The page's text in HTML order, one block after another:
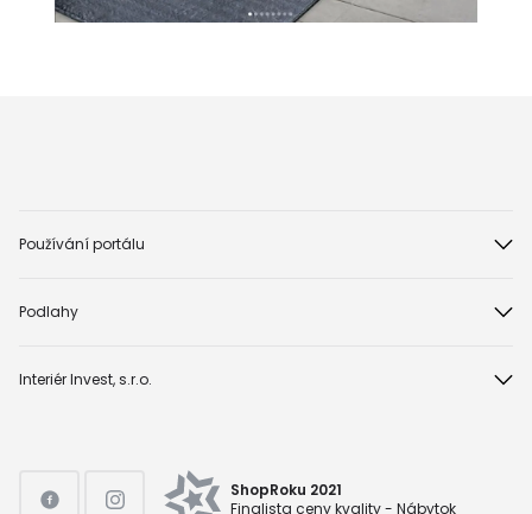
Používání portálu
Podlahy
Interiér Invest, s.r.o.
ShopRoku 2021
Finalista ceny kvality - Nábytok